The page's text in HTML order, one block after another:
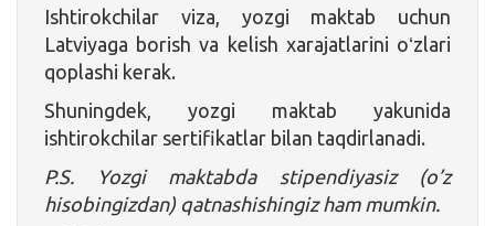
Ishtirokchilar viza, yozgi maktab uchun
Latviyaga borish va kelish xarajatlarini oʻzlari
qoplashi kerak.
Shuningdek, yozgi maktab yakunida
ishtirokchilar sertifikatlar bilan taqdirlanadi.
P.S. Yozgi maktabda stipendiyasiz (o’z
hisobingizdan) qatnashishingiz ham mumkin.